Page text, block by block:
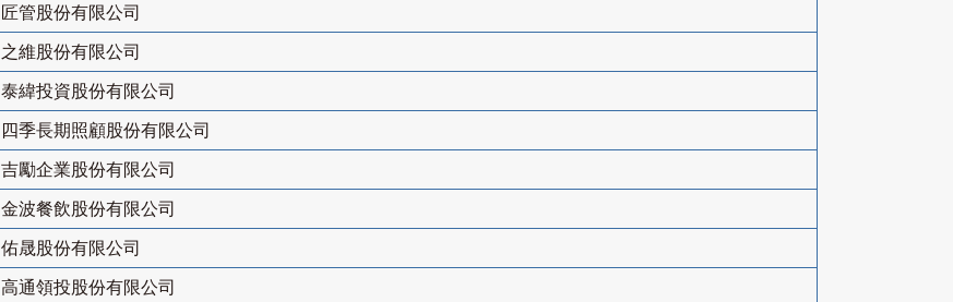
匠管股份有限公司
之維股份有限公司
泰緯投資股份有限公司
四季長期照顧股份有限公司
吉勵企業股份有限公司
金波餐飲股份有限公司
佑晟股份有限公司
高通領投股份有限公司